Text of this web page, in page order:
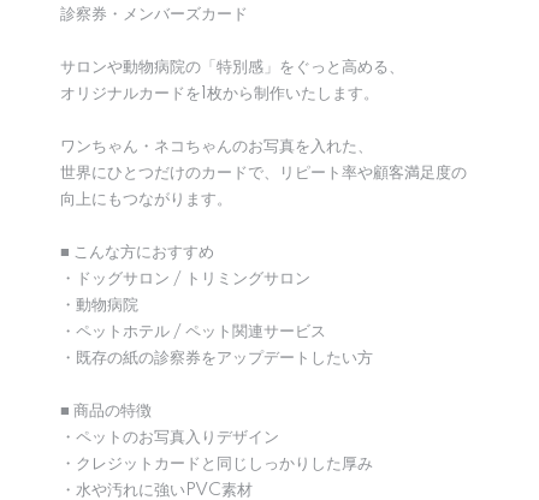
診察券・メンバーズカード
サロンや動物病院の「特別感」をぐっと高める、
オリジナルカードを1枚から制作いたします。
ワンちゃん・ネコちゃんのお写真を入れた、
世界にひとつだけのカードで、リピート率や顧客満足度の
向上にもつながります。
■ こんな方におすすめ
・ドッグサロン / トリミングサロン
・動物病院
・ペットホテル / ペット関連サービス
・既存の紙の診察券をアップデートしたい方
■ 商品の特徴
・ペットのお写真入りデザイン
・クレジットカードと同じしっかりした厚み
・水や汚れに強いPVC素材